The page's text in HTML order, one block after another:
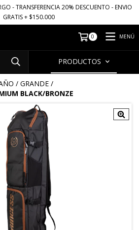
- TRANSFERENCIA 20% DESCUENTO - ENVIO
GRATIS + $150.000
0 MENÚ
PRODUCTOS
/ GRANDE /
BLACK/BRONZE